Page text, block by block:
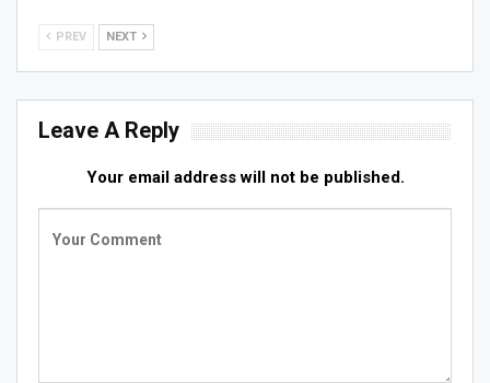
PREV NEXT
Leave A Reply
Your email address will not be published.